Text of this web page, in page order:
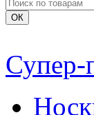
Супер-